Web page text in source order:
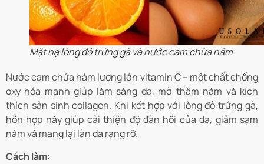
Mặt nạ lòng đỏ trứng gà và nước cam chữa nám
Nước cam chứa hàm lượng lớn vitamin C – một chất chống
oxy hóa mạnh giúp làm sáng da, mờ thâm nám và kích
thích sản sinh collagen. Khi kết hợp với lòng đỏ trứng gà,
hỗn hợp này giúp cải thiện độ đàn hồi của da, giảm sạm
nám và mang lại làn da rạng rỡ.
Cách làm: